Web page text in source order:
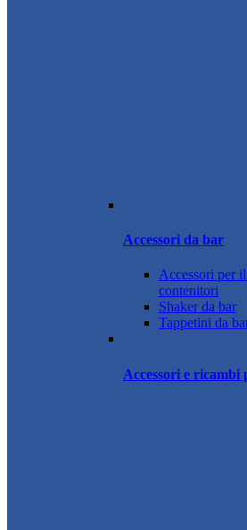
Accessori da bar
Accessori per
contenitori
Shaker da bar
Tappetini da
Accessori e ricambi